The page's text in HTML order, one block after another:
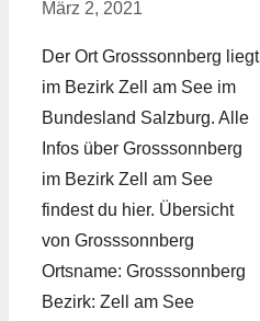
März 2, 2021
Der Ort Grosssonnberg liegt
im Bezirk Zell am See im
Bundesland Salzburg. Alle
Infos über Grosssonnberg
im Bezirk Zell am See
findest du hier. Übersicht
von Grosssonnberg
Ortsname: Grosssonnberg
Bezirk: Zell am See